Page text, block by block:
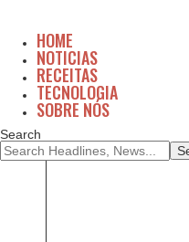
HOME
NOTICIAS
RECEITAS
TECNOLOGIA
SOBRE NÓS
Search